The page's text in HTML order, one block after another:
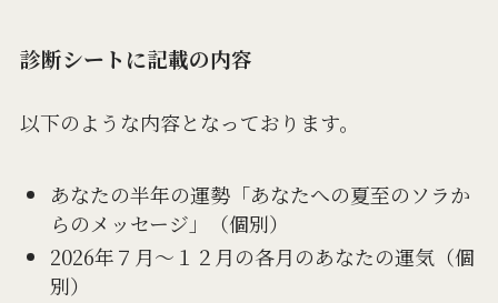
診断シートに記載の内容
以下のような内容となっております。
あなたの半年の運勢「あなたへの夏至のソラか
らのメッセージ」（個別）
2026年７月〜１２月の各月のあなたの運気（個
別）